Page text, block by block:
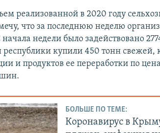
реализованной в 2020 году
что за последнюю неделю
недели было задействовано
республики купили 450 тонн свежей,
и продуктов ее переработки по
БОЛЬШЕ ПО ТЕМЕ:
Коронавирус в